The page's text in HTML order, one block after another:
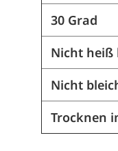
30 Grad
Nicht heiß
Nicht
Trocknen